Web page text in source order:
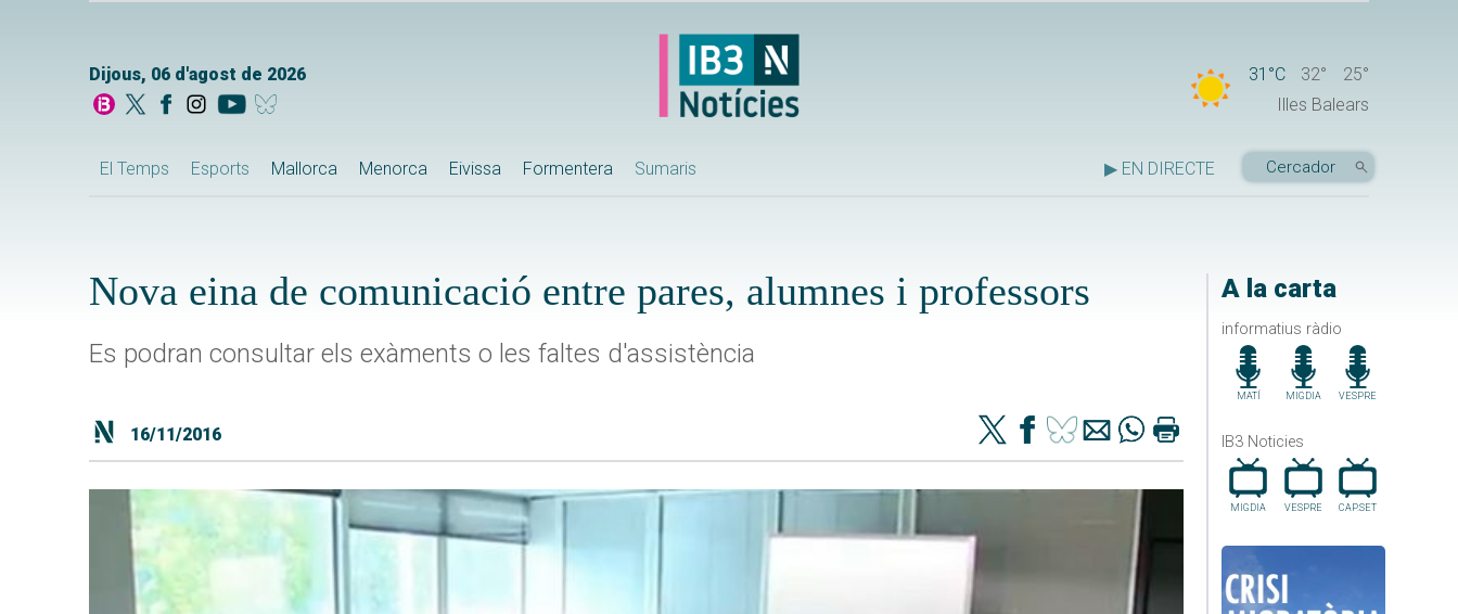
Dijous, 06 d'agost de 2026 31°C 32°
25°
Illes Balears
El Temps Esports Mallorca Menorca Eivissa Formentera Sumaris ▶ EN DIRECTE
A la carta
informatius ràdio
MATÍ MIGDIA VESPRE
IB3 Noticies
MIGDIA VESPRE CAP.SET
Nova eina de comunicació entre pares, alumnes i professors
Es podran consultar els exàments o les faltes d'assistència
16/11/2016